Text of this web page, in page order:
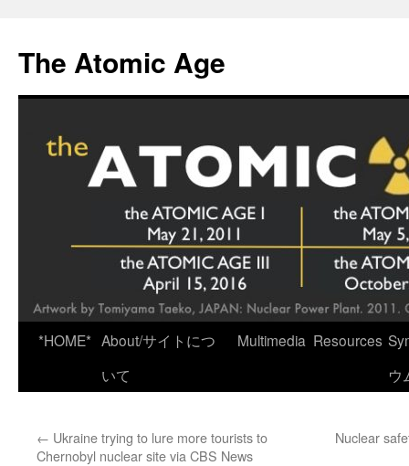
content
The Atomic Age
*HOME* About/サイトにつ
いて
Multimedia Resources
ウ
← Ukraine trying to lure more tourists to
Chernobyl nuclear site via CBS News
Nuclear